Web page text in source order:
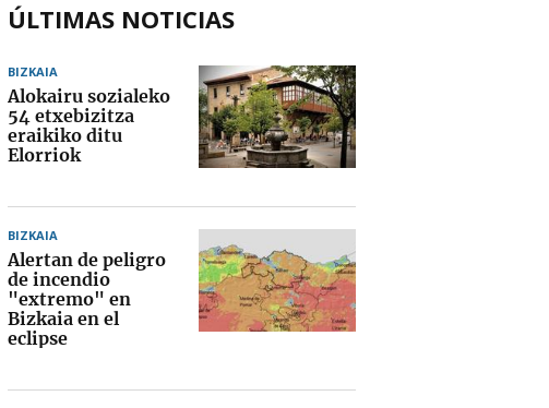
ÚLTIMAS NOTICIAS
BIZKAIA
Alokairu sozialeko
54 etxebizitza
eraikiko ditu
Elorriok
BIZKAIA
Alertan de peligro
de incendio
"extremo" en
Bizkaia en el
eclipse